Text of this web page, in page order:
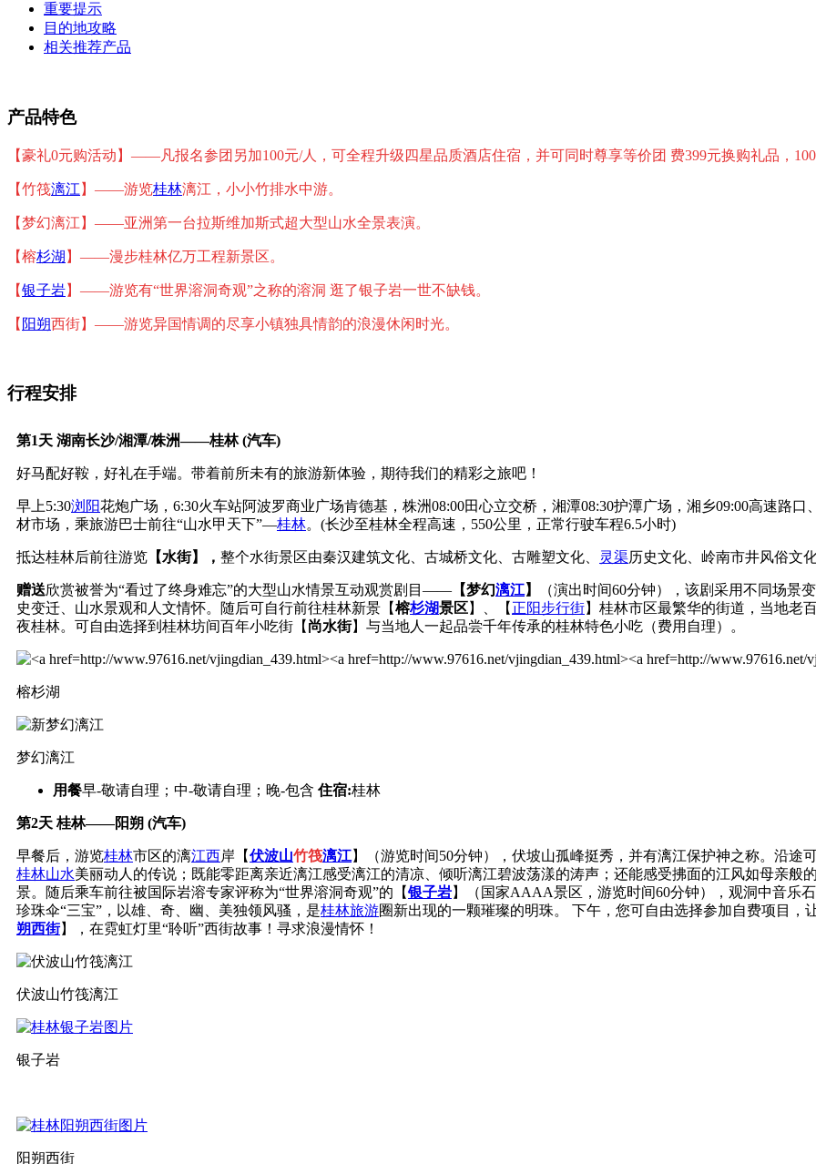
重要提示
目的地攻略
相关推荐产品
产品特色
【豪礼0元购活动】——凡报名参团另加100元/人，可全程升级四星品质酒店住宿，并可同时尊享等价团 费399元换购礼品，
【竹筏漓江 】——游览桂林漓江，小小竹排水中游。
【梦幻漓江】——亚洲第一台拉斯维加斯式超大型山水全景表演。
【榕杉湖 】——漫步桂林亿万工程新景区。
【银子岩】——游览有“世界溶洞奇观”之称的溶洞 逛了银子岩一世不缺钱。
【 阳朔西街】——游览异国情调的尽享小镇独具情韵的浪漫休闲时光。
行程安排
第1天 湖南长沙/湘潭/株洲——桂林 (汽车)
好马配好鞍，好礼在手端。带着前所未有的旅游新体验，期待我们的精彩之旅吧！
早上5:30浏阳花炮广场，6:30火车站阿波罗商业广场肯德基，株洲08:00田心立交桥，湘潭08:30护潭广场，湘乡09:00高速路
材市场，乘旅游巴士前往“山水甲天下”—桂林。(长沙至桂林全程高速，550公里，正常行驶车程6.5小时)
抵达桂林后前往游览 【水街】， 整个水街景区由秦汉建筑文化、古城桥文化、古雕塑文化、 灵渠历史文化、岭南市井风俗文
赠送欣赏被誉为“看过了终身难忘”的大型山水情景互动观赏剧目—— 【梦幻漓江】
（演出时间60分钟），该剧采用不同场景
史变迁、山水景观和人文情怀。随后可自行前往桂林新景【榕杉湖景区】、【 正阳步行街】桂林市区最繁华的街道，当地老
夜桂林。可自由选择到桂林坊间百年小吃街【 尚水街】与当地人一起品尝千年传承的桂林特色小吃（费用自理）。
榕杉湖
梦幻漓江
用餐早-敬请自理；中-敬请自理；晚-包含 住宿:桂林
第2天 桂林——阳朔 (汽车)
早餐后，游览桂林市区的漓江西岸【伏波山竹筏漓江】（游览时间50分钟），伏坡山孤峰挺秀，并有漓江保护神之称。沿途
桂林山水美丽动人的传说；既能零距离亲近漓江感受漓江的清凉、倾听漓江碧波荡漾的涛声；还能感受拂面的江风如母亲般
景。随后乘车前往被国际岩溶专家评称为“世界溶洞奇观”的【银子岩】（国家AAAA景区，游览时间60分钟），观洞中音乐
珍珠伞“三宝”，以雄、奇、幽、美独领风骚，是桂林旅游圈新出现的一颗璀璨的明珠。 下午，您可自由选择参加自费项目
朔西街】，在霓虹灯里“聆听”西街故事！寻求浪漫情怀！
伏波山竹筏漓江
银子岩
阳朔西街